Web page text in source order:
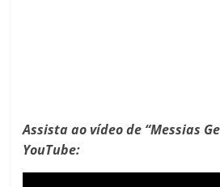
Assista ao vídeo de “Messias
YouTube: